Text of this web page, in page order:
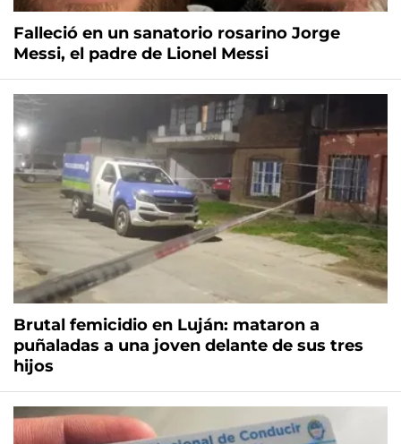
Falleció en un sanatorio rosarino Jorge
Messi, el padre de Lionel Messi
Brutal femicidio en Luján: mataron a
puñaladas a una joven delante de sus tres
hijos